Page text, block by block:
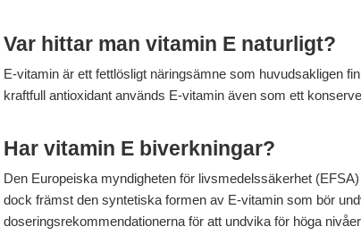
Var hittar man vitamin E naturligt?
E-vitamin är ett fettlösligt näringsämne som huvudsakligen
kraftfull antioxidant används E-vitamin även som ett
Har vitamin E biverkningar?
Den Europeiska myndigheten för livsmedelssäkerhet
dock främst den syntetiska formen av E-vitamin som bör
doseringsrekommendationerna för att undvika för höga